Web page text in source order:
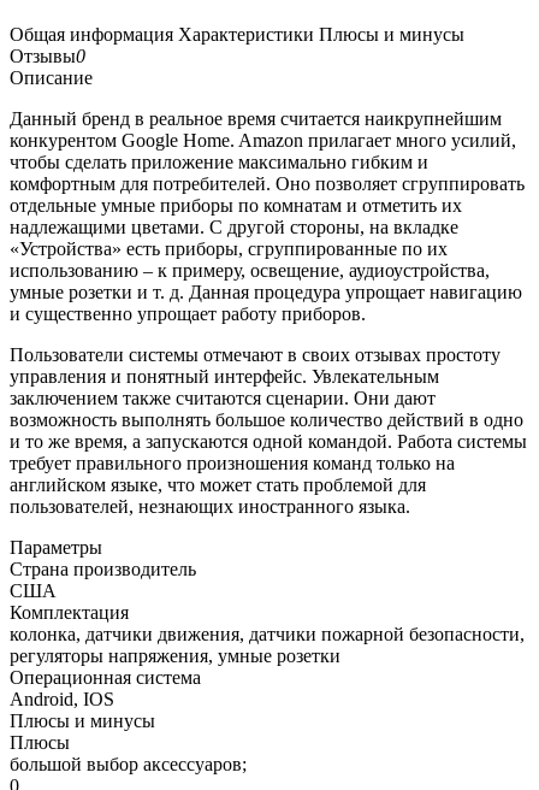
Общая информация Характеристики Плюсы и минусы
Отзывы0
Описание
Данный бренд в реальное время считается наикрупнейшим
конкурентом Google Home. Amazon прилагает много усилий,
чтобы сделать приложение максимально гибким и
комфортным для потребителей. Оно позволяет сгруппировать
отдельные умные приборы по комнатам и отметить их
надлежащими цветами. С другой стороны, на вкладке
«Устройства» есть приборы, сгруппированные по их
использованию – к примеру, освещение, аудиоустройства,
умные розетки и т. д. Данная процедура упрощает навигацию
и существенно упрощает работу приборов.
Пользователи системы отмечают в своих отзывах простоту
управления и понятный интерфейс. Увлекательным
заключением также считаются сценарии. Они дают
возможность выполнять большое количество действий в одно
и то же время, а запускаются одной командой. Работа системы
требует правильного произношения команд только на
английском языке, что может стать проблемой для
пользователей, незнающих иностранного языка.
Параметры
Страна производитель
США
Комплектация
колонка, датчики движения, датчики пожарной безопасности,
регуляторы напряжения, умные розетки
Операционная система
Android, IOS
Плюсы и минусы
Плюсы
большой выбор аксессуаров;
0